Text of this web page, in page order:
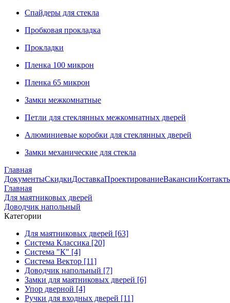
Спайдеры для стекла
Пробковая прокладка
Прокладки
Пленка 100 микрон
Пленка 65 микрон
Замки межкомнатные
Петли для стеклянных межкомнатных дверей
Алюминиевые коробки для стеклянных дверей
Замки механические для стекла
Главная
ДокументыСкидкиДоставкаПроектированиеВакансии
Главная
Для маятниковых дверей
Доводчик напольный
Категории
Для маятниковых дверей [63]
Система Классика [20]
Система "К" [4]
Система Вектор [11]
Доводчик напольный [7]
Замки для маятниковых дверей [6]
Упор дверной [4]
Ручки для входных дверей [11]